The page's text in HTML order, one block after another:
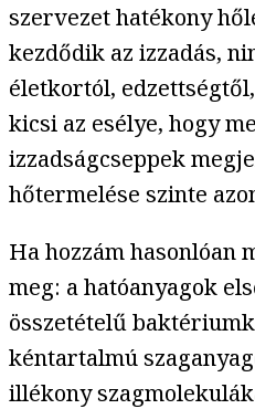
szervezet hatékony
kezdődik az izzadás,
életkortól,
kicsi az esélye, hogy
izzadságcseppek
hőtermelése szinte
Ha hozzám hasonlóan
meg: a hatóanyagok
összetételű
kéntartalmú
illékony